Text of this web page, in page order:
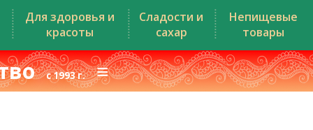
Для здоровья и
красоты
Сладости и
сахар
Непищевые
товары
с 1993 г.≡